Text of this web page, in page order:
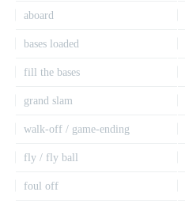
aboard
bases loaded
fill the bases
grand slam
walk-off / game-ending
fly / fly ball
foul off